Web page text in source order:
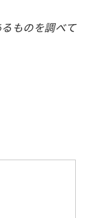
ものを調べて